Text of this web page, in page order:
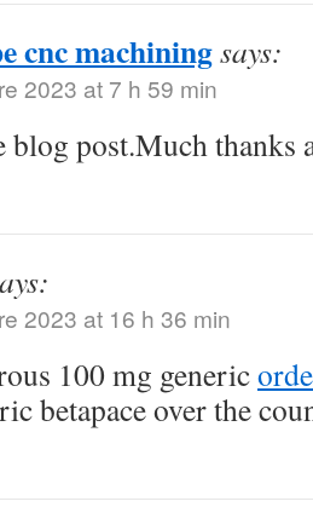
cnc machiningsays:
2023 at 7 h 59 min
blog post.Much thanks
2023 at 16 h 36 min
100 mg generic
betapace over the